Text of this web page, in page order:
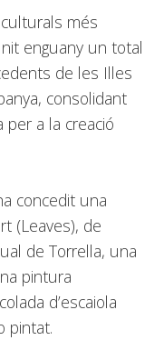
més
enguany un total
de les Illes
consolidant
a la creació
concedit una
(Leaves), de
de Torrella, una
pintura
d’escaiola
pintat.